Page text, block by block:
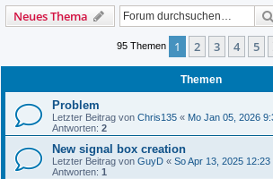
Neues Thema
95 Themen 1 2 3 4 5
Themen
Problem
Letzter Beitrag von Chris135 « Mo Jan 05, 2026
Antworten: 2
New signal box creation
Letzter Beitrag von GuyD « So Apr 13, 2025 12:23
Antworten: 1